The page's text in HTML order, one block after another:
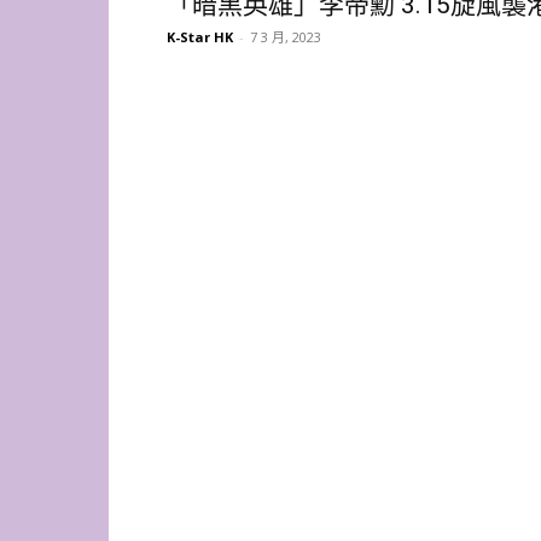
K-Star HK - 7 3 月, 2023